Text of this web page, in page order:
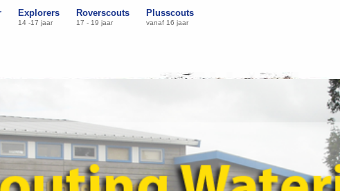
Explorers
14 -17 jaar
Roverscouts
17 - 19 jaar
Plusscouts
vanaf 16 jaar